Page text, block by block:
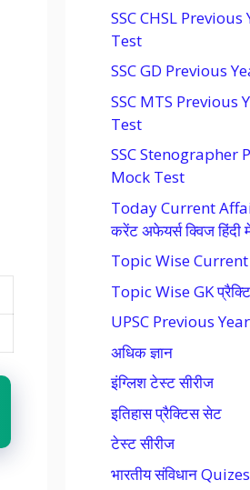
SSC CHSL
Test
SSC GD Previous
SSC MTS Previous
Test
SSC Stenographer
Mock Test
Today Current
करेंट अफेयर्स क्विज हिंदी
Topic Wise
Topic Wise GK
UPSC Previous
अधिक ज्ञान
इंग्लिश टेस्ट सीरीज
इतिहास प्रैक्टिस सेट
टेस्ट सीरीज
भारतीय संविधान Quizes